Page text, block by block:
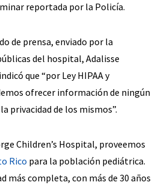
reportada por la Policía.
de prensa, enviado por la
del hospital, Adalisse
que “por Ley HIPAA y
ofrecer información de ningún
privacidad de los mismos”.
Children’s Hospital, proveemos
Rico para la población pediátrica.
más completa, con más de 30 años